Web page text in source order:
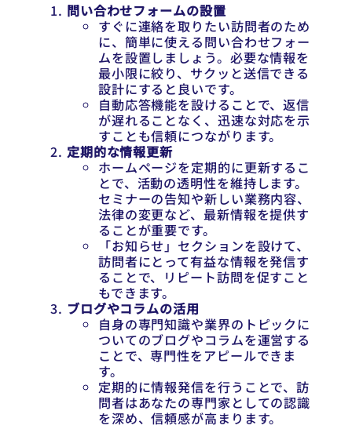
問い合わせフォームの設置
すぐに連絡を取りたい訪問者のため
に、簡単に使える問い合わせフォー
ムを設置しましょう。必要な情報を
最小限に絞り、サクッと送信できる
設計にすると良いです。
自動応答機能を設けることで、返信
が遅れることなく、迅速な対応を示
すことも信頼につながります。
定期的な情報更新
ホームページを定期的に更新するこ
とで、活動の透明性を維持します。
セミナーの告知や新しい業務内容、
法律の変更など、最新情報を提供す
ることが重要です。
「お知らせ」セクションを設けて、
訪問者にとって有益な情報を発信す
ることで、リピート訪問を促すこと
もできます。
ブログやコラムの活用
自身の専門知識や業界のトピックに
ついてのブログやコラムを運営する
ことで、専門性をアピールできま
す。
定期的に情報発信を行うことで、訪
問者はあなたの専門家としての認識
を深め、信頼感が高まります。